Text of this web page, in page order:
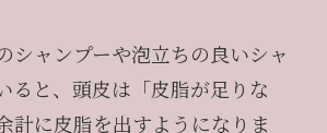
シャンプーや泡立ちの良いシャ
ると、頭皮は「皮脂が足りな
計に皮脂を出すようになりま